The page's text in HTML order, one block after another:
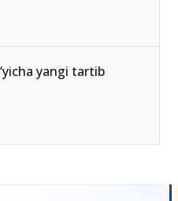
yangi tartib